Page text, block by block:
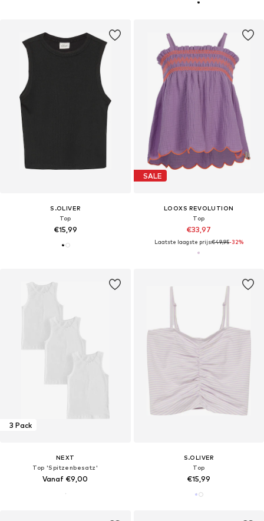
S.OLIVER
Top
€15,99
SALE
LOOXS REVOLUTION
Top
€33,97
Laatste laagste prijs:€49,95-32%
3 Pack
NEXT
Top 'Spitzenbesatz'
Vanaf €9,00
S.OLIVER
Top
€15,99